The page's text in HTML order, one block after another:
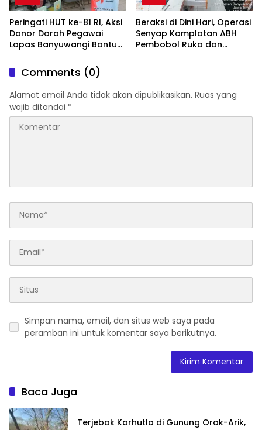
Peringati HUT ke-81 RI, Aksi
Donor Darah Pegawai
Lapas Banyuwangi Bantu
Beraksi di Dini Hari, Operasi
Senyap Komplotan ABH
Pembobol Ruko dan
Comments (0)
Alamat email Anda tidak akan dipublikasikan. Ruas yang
wajib ditandai *
Simpan nama, email, dan situs web saya pada
peramban ini untuk komentar saya berikutnya.
Baca Juga
Terjebak Karhutla di Gunung Orak-Arik,